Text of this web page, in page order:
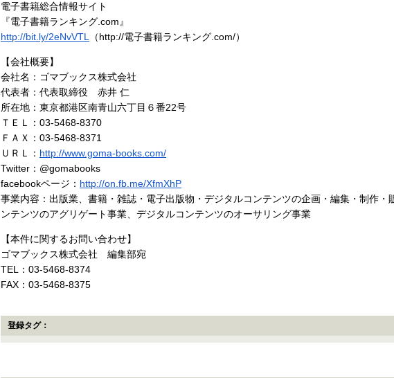
電子書籍総合情報サイト
『電子書籍ランキング.com』
http://bit.ly/2eNvVTL
（http://電子書籍ランキング.com/）
【会社概要】
会社名：ゴマブックス株式会社
代表者：代表取締役 赤井 仁
所在地：東京都港区南青山六丁目６番22号
ＴＥＬ：03-5468-8370
ＦＡＸ：03-5468-8371
ＵＲＬ： http://www.goma-books.com/
Twitter：@gomabooks
facebookページ： http://on.fb.me/XfmXhP
事業内容：出版業、書籍・雑誌・電子出版物・デジタルコンテンツの企画・編集・制作・
ンテンツのアグリゲート事業、デジタルコンテンツのオーサリング事業
【本件に関するお問い合わせ】
ゴマブックス株式会社 編集部宛
TEL：03-5468-8374
FAX：03-5468-8375
登録タグ：